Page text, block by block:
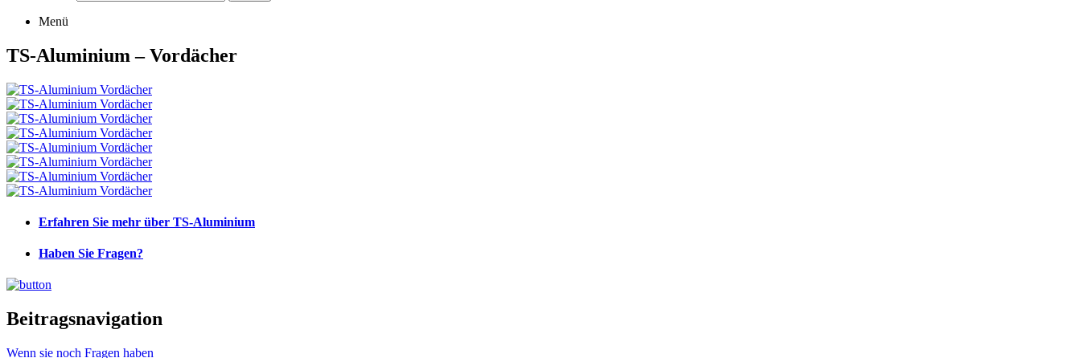
Menü
TS-Aluminium – Vordächer
Erfahren Sie mehr über TS-Aluminium
Haben Sie Fragen?
Beitragsnavigation
Wenn sie noch Fragen haben